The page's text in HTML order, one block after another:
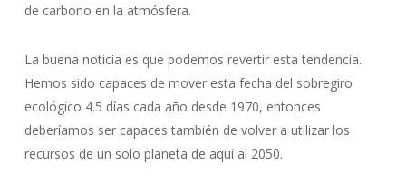
de carbono en la atmósfera.
La buena noticia es que podemos revertir esta tendencia.
Hemos sido capaces de mover esta fecha del sobregiro
ecológico 4.5 días cada año desde 1970, entonces
deberíamos ser capaces también de volver a utilizar los
recursos de un solo planeta de aquí al 2050.